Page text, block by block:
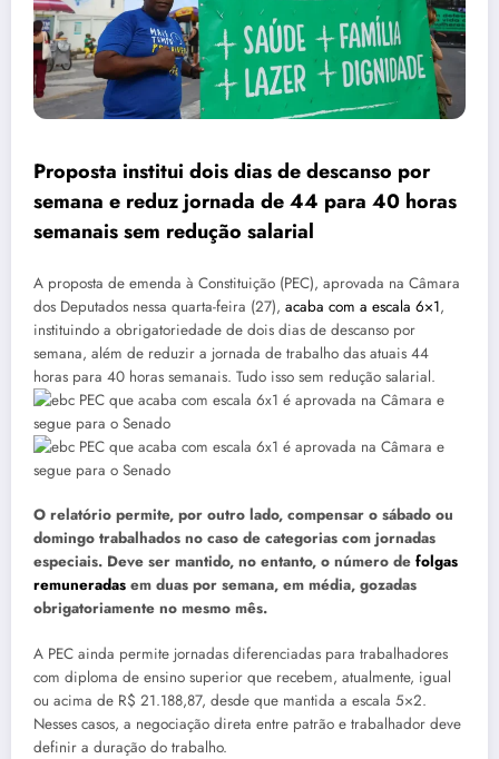
Proposta institui dois dias de descanso por
semana e reduz jornada de 44 para 40 horas
semanais sem redução salarial
A proposta de emenda à Constituição (PEC), aprovada na Câmara
dos Deputados nessa quarta-feira (27), acaba com a escala 6×1,
instituindo a obrigatoriedade de dois dias de descanso por
semana, além de reduzir a jornada de trabalho das atuais 44
horas para 40 horas semanais. Tudo isso sem redução salarial.
O relatório permite, por outro lado, compensar o sábado ou
domingo trabalhados no caso de categorias com jornadas
especiais. Deve ser mantido, no entanto, o número de folgas
remuneradas em duas por semana, em média, gozadas
obrigatoriamente no mesmo mês.
A PEC ainda permite jornadas diferenciadas para trabalhadores
com diploma de ensino superior que recebem, atualmente, igual
ou acima de R$ 21.188,87, desde que mantida a escala 5×2.
Nesses casos, a negociação direta entre patrão e trabalhador deve
definir a duração do trabalho.